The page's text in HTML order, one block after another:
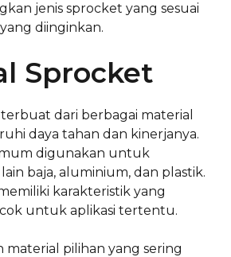
jenis sprocket yang sesuai
diinginkan.
Sprocket
dari berbagai material
daya tahan dan kinerjanya.
digunakan untuk
baja, aluminium, dan plastik.
karakteristik yang
untuk aplikasi tertentu.
material pilihan yang sering